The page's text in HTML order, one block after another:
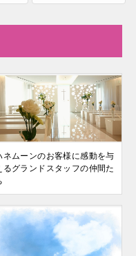
ネムーンのお客様に感動を与
るグランドスタッフの仲間た